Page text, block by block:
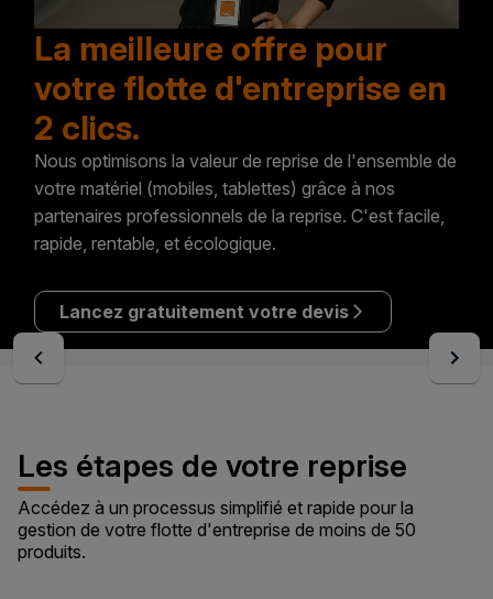
La meilleure offre pour
votre flotte d'entreprise en
2 clics.
Nous optimisons la valeur de reprise de l'ensemble de
votre matériel (mobiles, tablettes) grâce à nos
partenaires professionnels de la reprise. C'est facile,
rapide, rentable, et écologique.
Lancez gratuitement votre devis
Les étapes de votre reprise
Accédez à un processus simplifié et rapide pour la
gestion de votre flotte d'entreprise de moins de 50
produits.